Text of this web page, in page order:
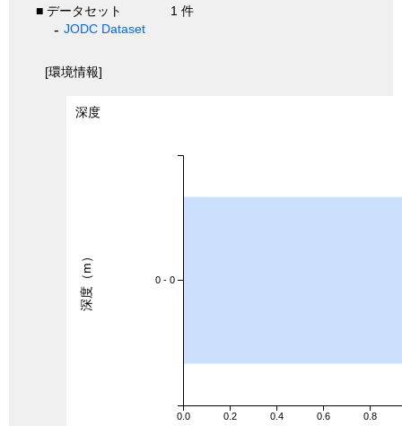
■ データセット
1 件
JODC Dataset
[環境情報]
深度
0.0 0.2 0.4 0.6 0.8
0 - 0
深度（m）